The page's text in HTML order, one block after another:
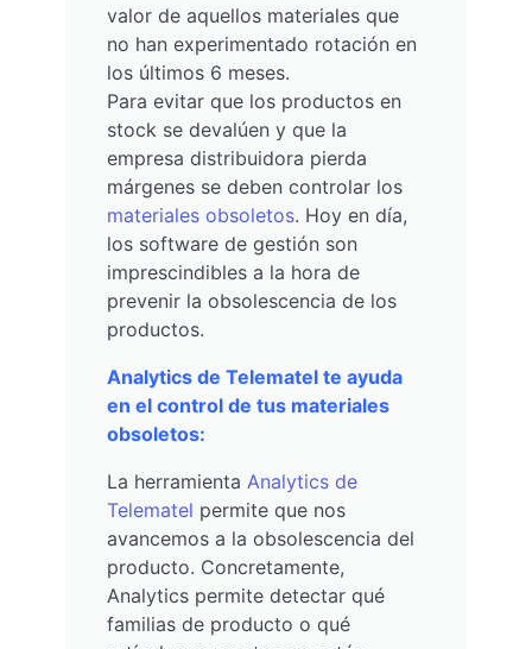
valor de aquellos materiales que
no han experimentado rotación en
los últimos 6 meses.
Para evitar que los productos en
stock se devalúen y que la
empresa distribuidora pierda
márgenes se deben controlar los
materiales obsoletos. Hoy en día,
los software de gestión son
imprescindibles a la hora de
prevenir la obsolescencia de los
productos.
Analytics de Telematel te ayuda
en el control de tus materiales
obsoletos:
La herramienta Analytics de
Telematel permite que nos
avancemos a la obsolescencia del
producto. Concretamente,
Analytics permite detectar qué
familias de producto o qué